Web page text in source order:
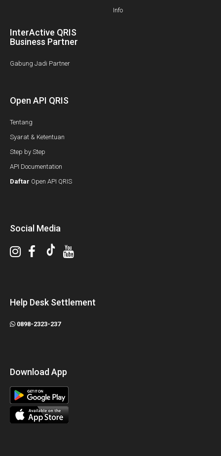
InterActive QRIS
Business Partner
Gabung Jadi Partner
Info
Open API QRIS
Tentang
Syarat & Ketentuan
Step by Step
API Documentation
Daftar Open API QRIS
Social Media
Help Desk Settlement
0898-2323-237
Download App